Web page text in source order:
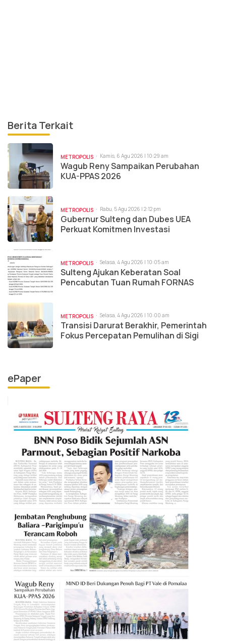
Berita Terkait
METROPOLIS Kamis, 6 Agu 2026 | 10:29 am
Wagub Reny Sampaikan Perubahan
KUA-PPAS 2026
METROPOLIS Rabu, 5 Agu 2026 | 2:12 pm
Gubernur Sulteng dan Dubes UEA
Perkuat Komitmen Investasi
METROPOLIS Selasa, 4 Agu 2026 | 10:05 am
Sulteng Ajukan Keberatan Soal
Pencabutan Tuan Rumah FORNAS
METROPOLIS Selasa, 4 Agu 2026 | 10:00 am
Transisi Darurat Berakhir, Pemerintah
Fokus Percepatan Pemulihan di Sigi
ePaper